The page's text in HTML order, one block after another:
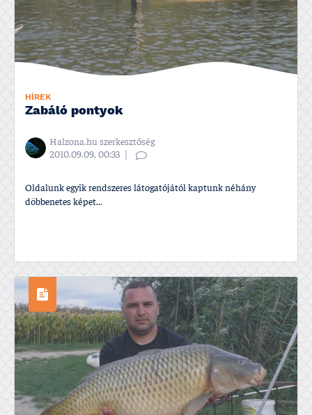
HÍREK
Zabáló pontyok
Halzona.hu szerkesztőség
2010.09.09, 00:33
Oldalunk egyik rendszeres látogatójától kaptunk néhány
döbbenetes képet...